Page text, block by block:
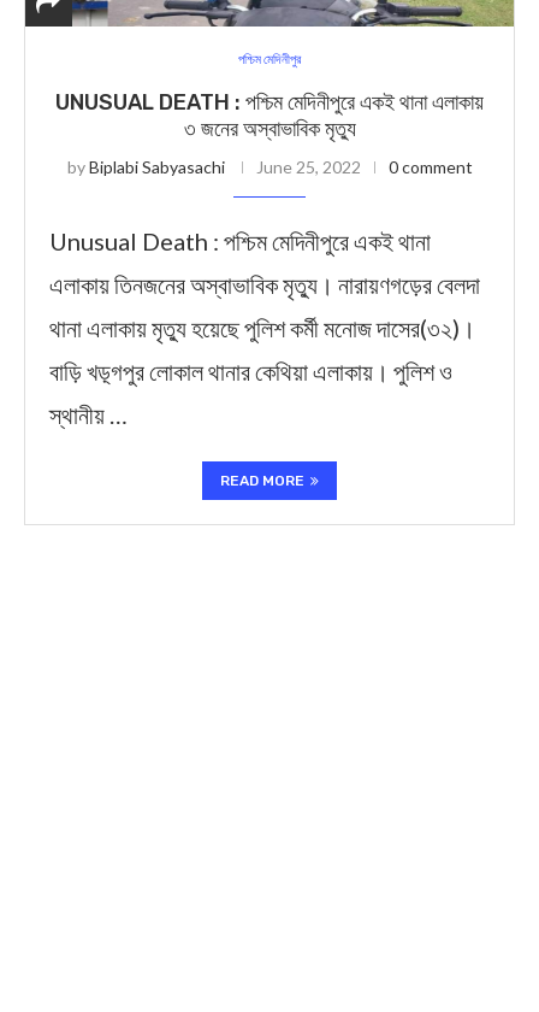
পশ্চিম মেদিনীপুর
UNUSUAL DEATH : পশ্চিম মেদিনীপুরে একই থানা এলাকায়
৩ জনের অস্বাভাবিক মৃত্যু
byBiplabi Sabyasachi June 25, 2022 0 comment
Unusual Death : পশ্চিম মেদিনীপুরে একই থানা
এলাকায় তিনজনের অস্বাভাবিক মৃত্যু। নারায়ণগড়ের বেলদা
থানা এলাকায় মৃত্যু হয়েছে পুলিশ কর্মী মনোজ দাসের(৩২)।
বাড়ি খড়্গপুর লোকাল থানার কেথিয়া এলাকায়। পুলিশ ও
স্থানীয় …
READ MORE